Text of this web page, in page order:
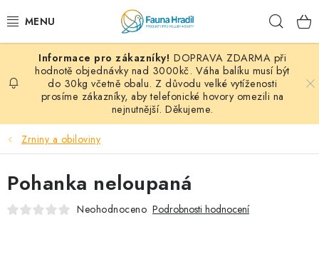
na
PAPOUŠCI A EXOTI
ZRNINY A OBILOVINY
MDM KRMIVA
BLOG
KONTAKT
DOPRAVA ZDARMA při
hodnotě objednávky nad 3000kč. Váha balíku musí být
do 30kg včetně obalu. Z důvodu velké vytíženosti
prosíme zákazníky, aby telefonické hovory omezili na
nejnutnější. Děkujeme.
Zrniny a obiloviny
Pohanka neloupaná
Neohodnoceno Podrobnosti hodnocení